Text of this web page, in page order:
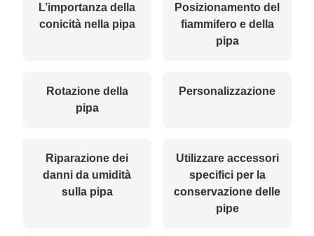
L’importanza della
conicità nella pipa
Posizionamento del
fiammifero e della
pipa
Rotazione della
pipa
Personalizzazione
Riparazione dei
danni da umidità
sulla pipa
Utilizzare accessori
specifici per la
conservazione delle
pipe